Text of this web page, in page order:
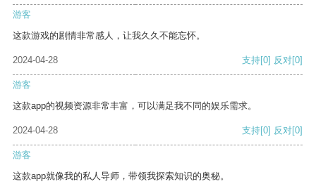
游客
这款游戏的剧情非常感人，让我久久不能忘怀。
2024-04-28 支持[0] 反对[0]
游客
这款app的视频资源非常丰富，可以满足我不同的娱乐需求。
2024-04-28 支持[0] 反对[0]
游客
这款app就像我的私人导师，带领我探索知识的奥秘。